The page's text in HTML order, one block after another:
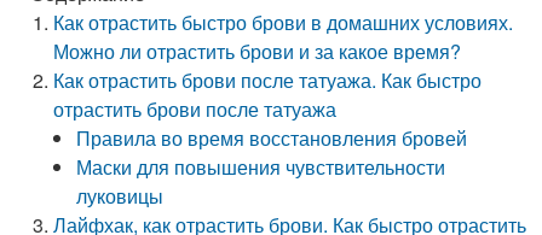
Как отрастить быстро брови в домашних условиях.
Можно ли отрастить брови и за какое время?
Как отрастить брови после татуажа. Как быстро
отрастить брови после татуажа
Правила во время восстановления бровей
Маски для повышения чувствительности
луковицы
Лайфхак, как отрастить брови. Как быстро отрастить